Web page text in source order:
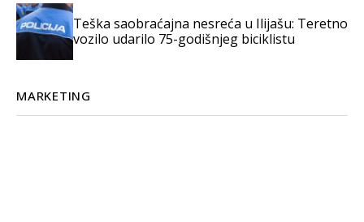
Teška saobraćajna nesreća u Ilijašu: Teretno
vozilo udarilo 75-godišnjeg biciklistu
MARKETING